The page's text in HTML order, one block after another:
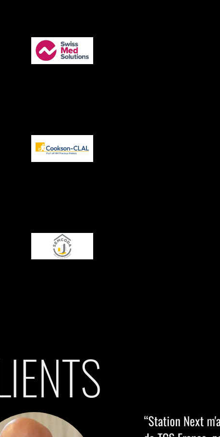
dans deux contextes très différents. À la